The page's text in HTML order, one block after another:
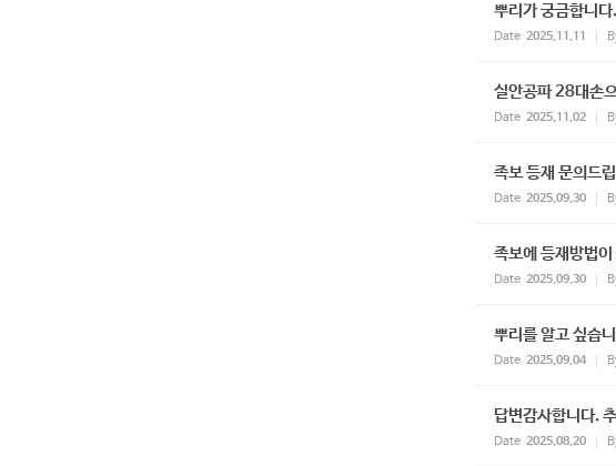
뿌리가 궁금합니다.
Date 2025.11.11
실안공파 28대손
Date 2025.11.02
족보 등재 문의드
Date 2025.09.30
족보에 등재방법
Date 2025.09.30
뿌리를 알고 싶습
Date 2025.09.04
답변감사합니다.
Date 2025.08.20